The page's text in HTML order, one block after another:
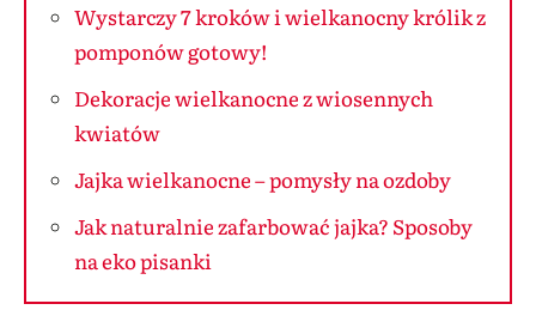
Wystarczy 7 kroków i wielkanocny królik z
pomponów gotowy!
Dekoracje wielkanocne z wiosennych
kwiatów
Jajka wielkanocne – pomysły na ozdoby
Jak naturalnie zafarbować jajka? Sposoby
na eko pisanki